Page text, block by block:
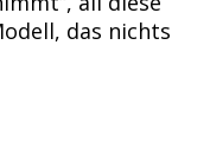
das nichts